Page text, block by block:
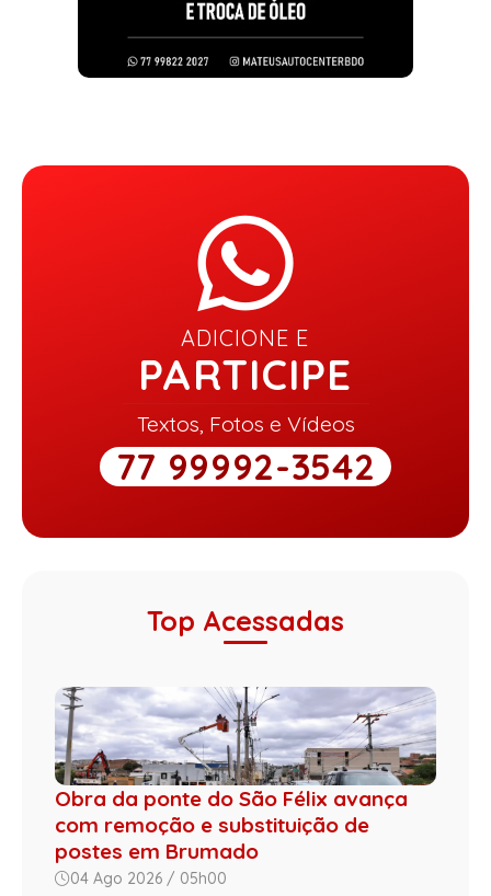
ADICIONE E
PARTICIPE
Textos, Fotos e Vídeos
77 99992-3542
Top Acessadas
Obra da ponte do São Félix avança
com remoção e substituição de
postes em Brumado
04 Ago 2026 / 05h00